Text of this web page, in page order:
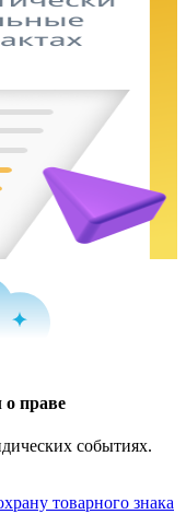
праве
событиях.
товарного знака